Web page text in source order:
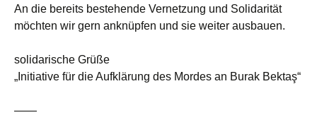
An die bereits bestehende Vernetzung und Solidarität
möchten wir gern anknüpfen und sie weiter ausbauen.
solidarische Grüße
„Initiative für die Aufklärung des Mordes an Burak Bektaş“
——